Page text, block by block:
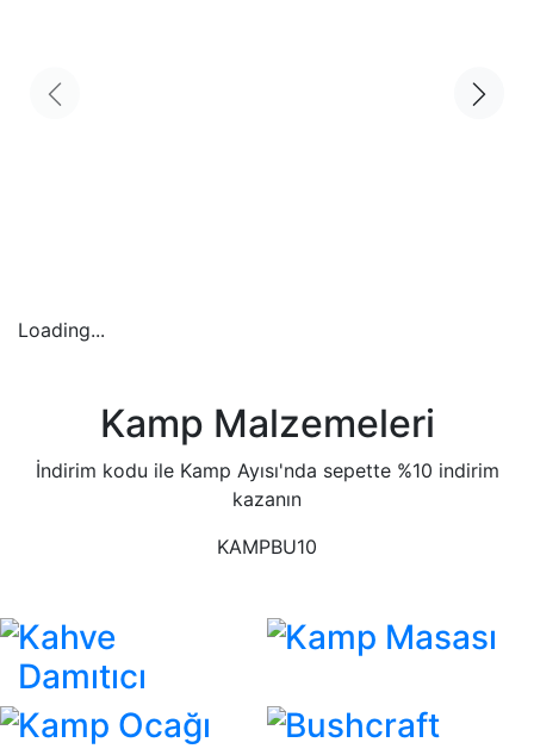
Loading...
Kamp Malzemeleri
İndirim kodu ile Kamp Ayısı'nda sepette %10 indirim
kazanın
KAMPBU10
Kahve
Damıtıcı
Kamp Masası
Kamp Ocağı Bushcraft